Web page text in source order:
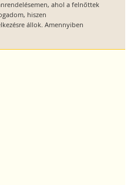
ahol a felnőttek
hiszen
állok. Amennyiben